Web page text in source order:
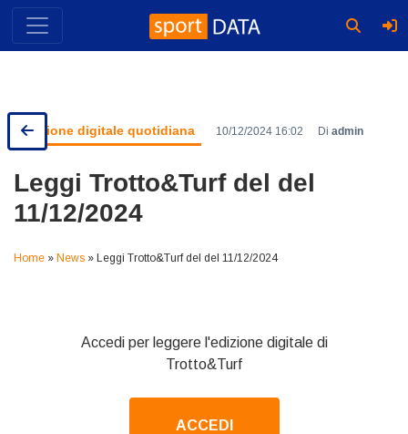
Skip
content
Edizione digitale quotidiana 10/12/2024 16:02 Di admin
Leggi Trotto&Turf del del
11/12/2024
Home » News » Leggi Trotto&Turf del del 11/12/2024
Accedi per leggere l'edizione digitale di
Trotto&Turf
ACCEDI